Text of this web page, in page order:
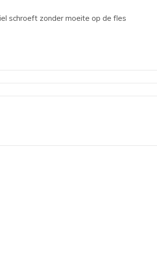
schroeft zonder moeite op de fles